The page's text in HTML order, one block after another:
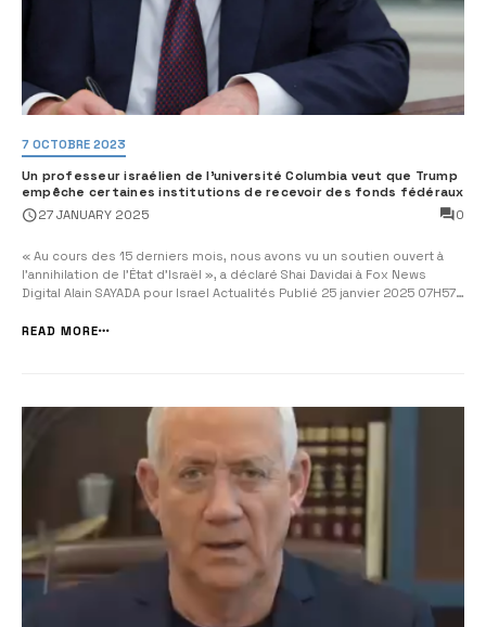
7 OCTOBRE 2023
Un professeur israélien de l’université Columbia veut que Trump
empêche certaines institutions de recevoir des fonds fédéraux
27 JANUARY 2025 0
« Au cours des 15 derniers mois, nous avons vu un soutien ouvert à
l’annihilation de l’État d’Israël », a déclaré Shai Davidai à Fox News
Digital Alain SAYADA pour Israel Actualités Publié 25 janvier 2025 07H57
et collèges américains ont connu une recrudesce...
READ MORE